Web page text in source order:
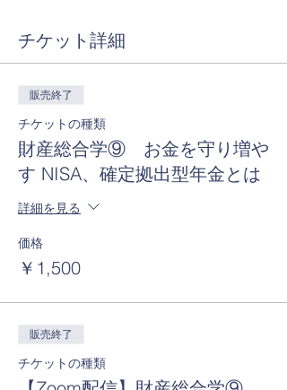
チケット詳細
販売終了
チケットの種類
財産総合学⑨ お金を守り増や
す NISA、確定拠出型年金とは
詳細を見る
価格
￥1,500
販売終了
チケットの種類